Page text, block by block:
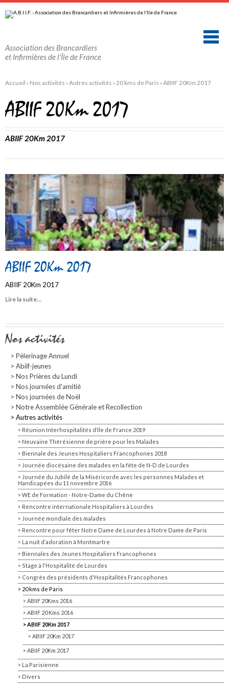
au
contenu.
navigation
personnels
Association des Brancardiers
et Infirmières de l'Île de France
Accueil › Nos activités › Autres activités › 20 kms de Paris › ABIIF 20Km 2017
ABIIF 20Km 2017
ABIIF 20Km 2017
ABIIF 20Km 2017
ABIIF 20Km 2017
Lire la suite…
Navigation
Nos activités
Pèlerinage Annuel
Abiif-jeunes
Nos Prières du Lundi
Nos journées d'amitié
Nos journées de Noël
Notre Assemblée Générale et Recollection
Autres activités
Réunion Interhospitalités d’Ile de France 2019
Neuvaine Thérésienne de prière pour les Malades
Biennale des Jeunes Hospitaliers Francophones 2018
Journée diocésaine des malades en la fête de N-D de Lourdes
Journée du Jubilé de la Miséricorde avec les personnes Malades et
Handicapées du 11 novembre 2016
WE de Formation - Notre-Dame du Chêne
Rencontre internationale Hospitaliers à Lourdes
Journée mondiale des malades
Rencontre pour fêter Notre Dame de Lourdes à Notre Dame de Paris
La nuit d’adoration à Montmartre
Biennales des Jeunes Hospitaliers Francophones
Stage à l'Hospitalité de Lourdes
Congrès des présidents d'Hospitalités Francophones
20 kms de Paris
ABIIF 20Kms 2016
ABIIF 20 Kms 2016
ABIIF 20Km 2017
ABIIF 20Km 2017
ABIIF 20Km 2017
La Parisienne
Divers